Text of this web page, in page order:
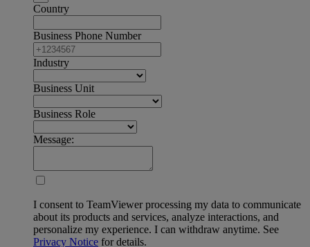
Country
Business Phone Number
Industry
Business Unit
Business Role
Message:
I consent to TeamViewer processing my data to communicate
about its products and services, analyze interactions, and
personalize my experience. I can withdraw anytime. See
Privacy Notice for details.